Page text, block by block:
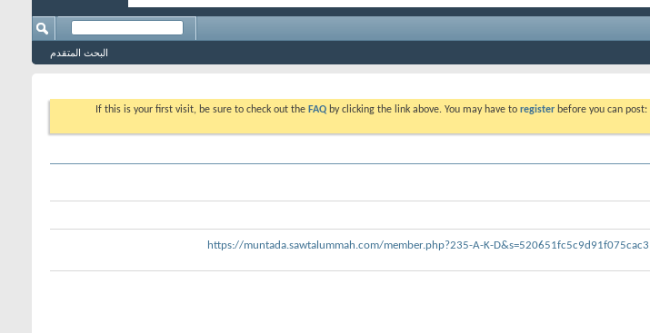
البحث المتقدم
If this is your first visit, be sure to check out the FAQ by clicking the link above. You may have to register before you can
https://muntada.sawtalummah.com/member.php?235-A-K-